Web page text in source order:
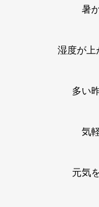
暑
湿度が上
多い
気
元気